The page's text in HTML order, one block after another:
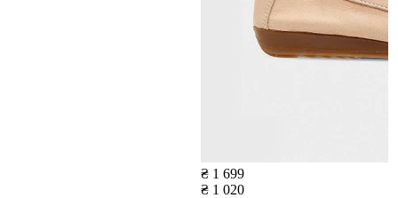
₴ 1 699
₴ 1 020